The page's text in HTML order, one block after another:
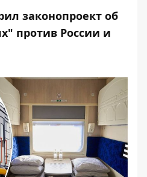
законопроект об
против России и